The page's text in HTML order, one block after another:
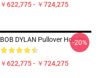
￥622,775 - ￥724,275
BOB DYLAN Pullover Hoodie
￥622,775 - ￥724,275
-20%